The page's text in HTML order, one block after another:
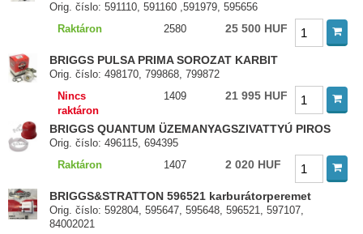
Orig. číslo: 591110, 591160 ,591979, 595656
Raktáron
2580 25 500 HUF
BRIGGS PULSA PRIMA SOROZAT KARBIT
Orig. číslo: 498170, 799868, 799872
Nincs
raktáron
1409 21 995 HUF
BRIGGS QUANTUM ÜZEMANYAGSZIVATTYÚ PIROS
Orig. číslo: 496115, 694395
Raktáron
1407 2 020 HUF
BRIGGS&STRATTON 596521 karburátorperemet
Orig. číslo: 592804, 595647, 595648, 596521, 597107,
84002021